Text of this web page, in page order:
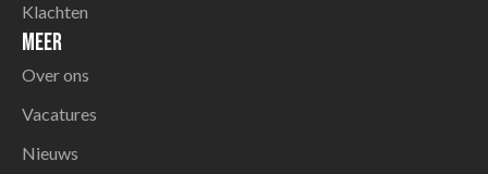
Klachten
Meer
Over ons
Vacatures
Nieuws